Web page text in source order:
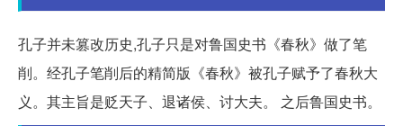
孔子并未篡改历史,孔子只是对鲁国史书《春秋》做了笔
削。经孔子笔削后的精简版《春秋》被孔子赋予了春秋大
义。其主旨是贬天子、退诸侯、讨大夫。 之后鲁国史书。